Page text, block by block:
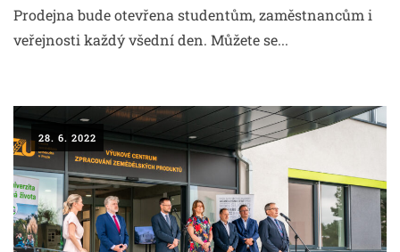
Prodejna bude otevřena studentům, zaměstnancům i
veřejnosti každý všední den. Můžete se...
28. 6. 2022